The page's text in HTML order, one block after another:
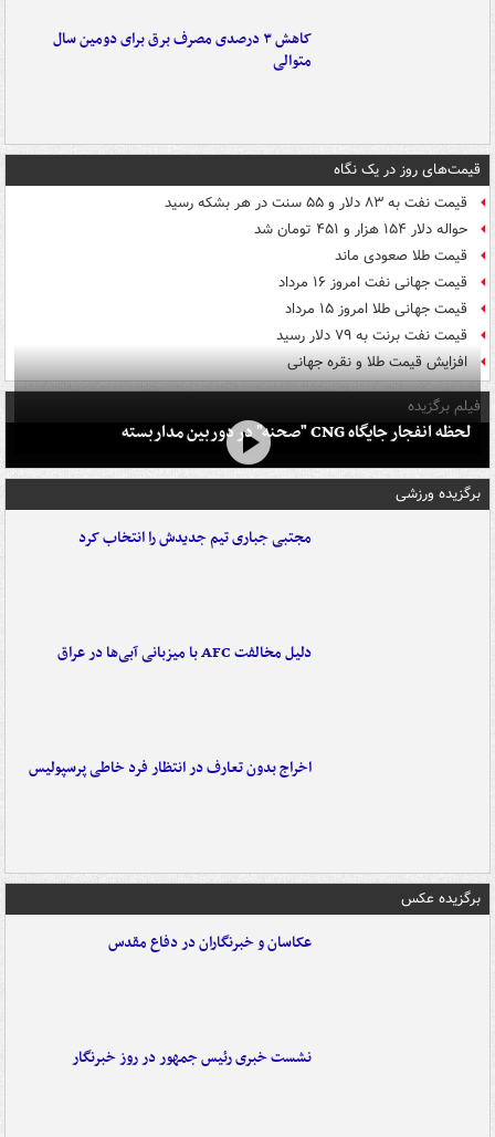
کاهش ۳ درصدی مصرف برق برای دومین سال
متوالی
قیمت‌های روز در یک نگاه
قیمت نفت به ۸۳ دلار و ۵۵ سنت در هر بشکه رسید
حواله دلار ۱۵۴ هزار و ۴۵۱ تومان شد
قیمت طلا صعودی ماند
قیمت جهانی نفت امروز ۱۶ مرداد
قیمت جهانی طلا امروز ۱۵ مرداد
قیمت نفت برنت به ۷۹ دلار رسید
افزایش قیمت طلا و نقره جهانی
فیلم برگزیده
لحظه انفجار جایگاه CNG "صحنه" در دوربین مداربسته
برگزیده ورزشی
مجتبی جباری تیم جدیدش را انتخاب کرد
دلیل مخالفت AFC با میزبانی آبی‌ها در عراق
اخراج بدون تعارف در انتظار فرد خاطی پرسپولیس
برگزیده عکس
عکاسان و خبرنگاران در دفاع مقدس
نشست خبری رئیس جمهور در روز خبرنگار